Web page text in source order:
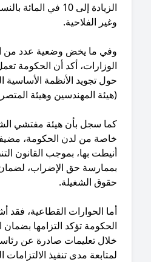
الزيادة إلى 10 في المائة بالنسبة
الفلاحية.
ما يخض وضعية عدد من الهيئات
أكد أن الحكومة تعمل على
تجويد الأنظمة الأساسية الخاصة
المهندسين وهيئة المتصرفين و
سجل بأن هيئة مفتشي الشغل تحظى
من لدن الحكومة، مضيفا أن
بها، بموجب القانون التنظيمي
حق الإضراب، لضمان التوازن
الشغيلة.
الحوارات القطاعية، فقد أشار
تؤكد التزامها بضمان انتظامها
تعليمات صادرة عن رئاسة
مدى تنفيذ الالتزامات القطاعية.